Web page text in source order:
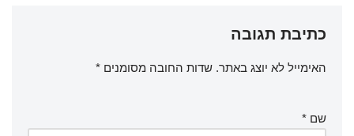
כתיבת תגובה
האימייל לא יוצג באתר. שדות החובה מסומנים *
שם *